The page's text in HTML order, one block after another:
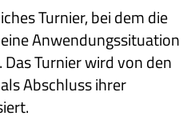
Turnier, bei dem die
Anwendungssituation
Turnier wird von den
Abschluss ihrer